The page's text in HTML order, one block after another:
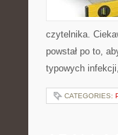
czytelnika.
powstał po to,
typowych
CATEGORIES: